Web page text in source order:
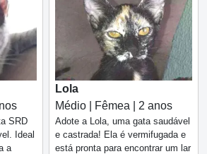
SRD
Ideal
a
Lola
Médio | Fêmea | 2 anos
Adote a Lola, uma gata saudável
e castrada! Ela é vermifugada e
está pronta para encontrar um lar